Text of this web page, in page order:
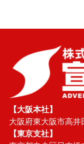
【大阪本社】
大阪府東大阪市高
【東京支社】